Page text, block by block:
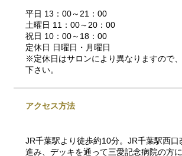
平日 13：00～21：00
土曜日 11：00～20：00
祝日 10：00～18：00
定休日 日曜日・月曜日
※定休日はサロンにより異なりますので
下さい。
アクセス方法
JR千葉駅より徒歩約10分。JR千葉駅西口
進み、デッキを通って三愛記念病院の方